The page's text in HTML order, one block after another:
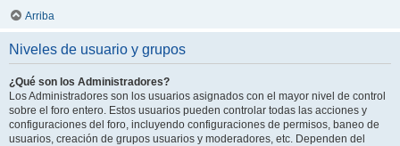
Arriba
Niveles de usuario y grupos
¿Qué son los Administradores?
Los Administradores son los usuarios asignados con el mayor nivel de control
sobre el foro entero. Estos usuarios pueden controlar todas las acciones y
configuraciones del foro, incluyendo configuraciones de permisos, baneo de
usuarios, creación de grupos usuarios y moderadores, etc. Dependen del